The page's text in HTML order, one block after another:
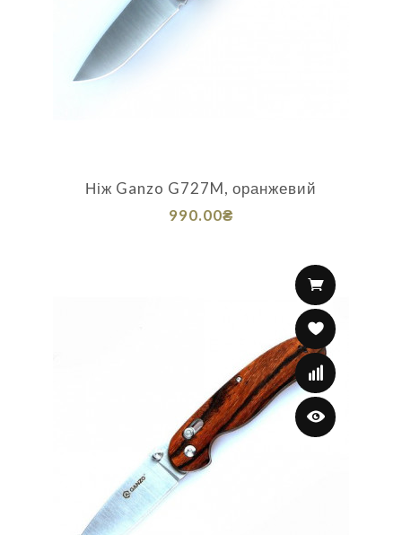
Ніж Ganzo G727M, оранжевий
990.00₴